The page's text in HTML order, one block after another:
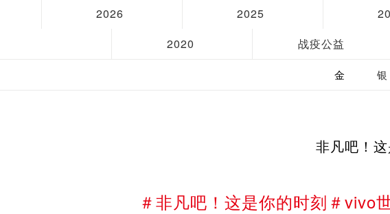
2026 2025
2020
战疫公益
金 银
非凡吧！
＃非凡吧！这是你的时刻＃vivo